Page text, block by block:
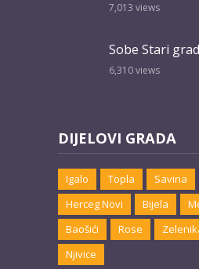
7,013 views
Sobe Stari
6,310views
DIJELOVI GRADA
Igalo Topla Savina
Herceg Novi
Bijela
Baošići
Rose
Njivice